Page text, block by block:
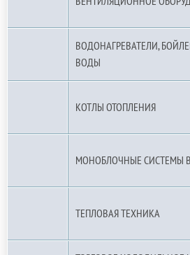
ВОДОНАГРЕВАТЕЛИ,
ВОДЫ
КОТЛЫ ОТОПЛЕНИЯ
МОНОБЛОЧНЫЕ СИСТЕМЫ
ТЕПЛОВАЯ ТЕХНИКА